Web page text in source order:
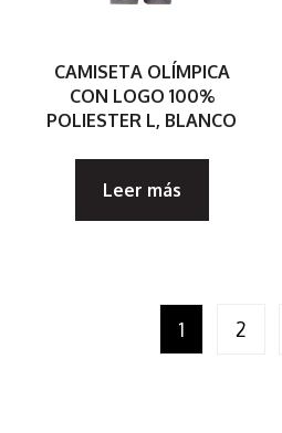
CAMISETA OLÍMPICA
CON LOGO 100%
POLIESTER L, BLANCO
Leer más
1 2